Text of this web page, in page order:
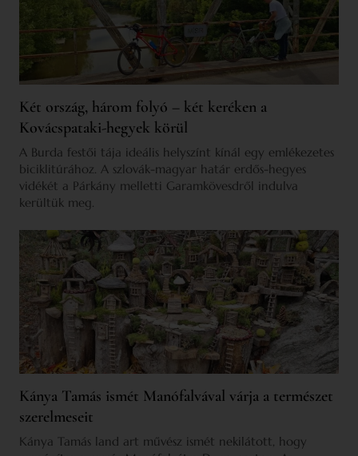
Két ország, három folyó – két keréken a
Kovácspataki-hegyek körül
A Burda festői tája ideális helyszínt kínál egy emlékezetes
biciklitúrához. A szlovák-magyar határ erdős-hegyes
vidékét a Párkány melletti Garamkövesdről indulva
kerültük meg.
Kánya Tamás ismét Manófalvával várja a természet
szerelmeseit
Kánya Tamás land art művész ismét nekilátott, hogy